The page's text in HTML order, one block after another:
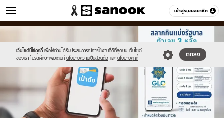
เข้าสู่ระบบสมาชิก
ข่าว หมวดอื่นๆ
เว็บไซต์นี้ใช้คุกกี้ เพื่อให้ท่านได้รับประสบการณ์การใช้งานที่ดีที่สุดบน เว็บไซต์
ของเรา โปรดศึกษาเพิ่มเติมที่ นโยบายความเป็นส่วนตัว และ นโยบายคุกกี้
ตกลง
Sanook
//s.isanook.com/sr/0/images/logo-
new-
sanook.png
600
60
//s.isanook.com/ns/0/ud/1896/9484306/tagline-
template-
update-
april.jpg